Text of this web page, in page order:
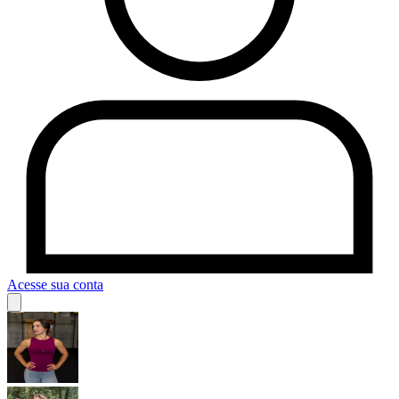
Acesse sua conta